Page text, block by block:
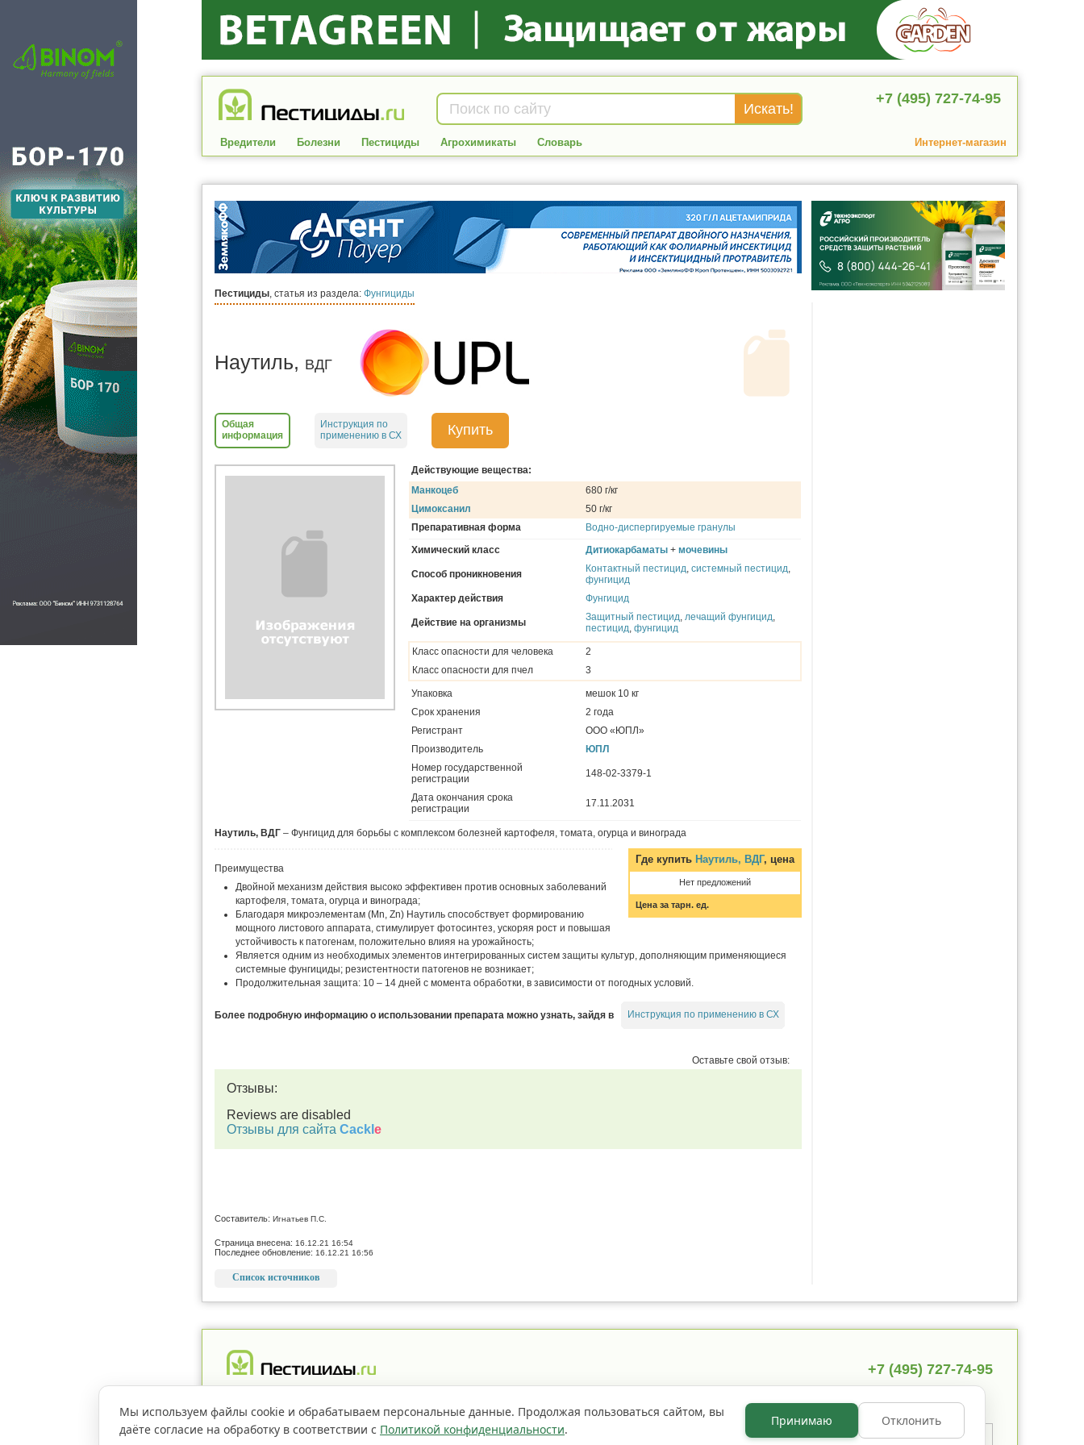
+7 (495) 727-74-95
Вредители Болезни Пестициды Агрохимикаты Словарь Интернет-магазин
Пестициды, статья из раздела: Фунгициды
Наутиль, ВДГ
Общая
информация
Инструкция по
применению в СХ
Купить
Действующие вещества:
Манкоцеб
680 г/кг
Цимоксанил
50 г/кг
Препаративная форма
Водно-диспергируемые гранулы
Химический класс
Дитиокарбаматы + мочевины
Способ проникновения Контактный пестицид системный пестицид
фунгицид
Характер действия
Фунгицид
Действие на организмы Защитный пестицид лечащий фунгицид
пестицид фунгицид
Класс опасности для человека
2
Класс опасности для пчел
3
Упаковка
мешок 10 кг
Срок хранения
2 года
Регистрант
ООО «ЮПЛ»
Производитель
ЮПЛ
Номер государственной
регистрации
148-02-3379-1
Дата окончания срока
регистрации
17.11.2031
Наутиль, ВДГ – Фунгицид для борьбы с комплексом болезней картофеля, томата, огурца и винограда
Где купить Наутиль, ВДГ, цена
Нет предложений
Цена за тарн. ед.
Преимущества
Двойной механизм действия высоко эффективен против основных заболеваний
картофеля, томата, огурца и винограда;
Благодаря микроэлементам (Mn, Zn) Наутиль способствует формированию
мощного листового аппарата, стимулирует фотосинтез, ускоряя рост и повышая
устойчивость к патогенам, положительно влияя на урожайность;
Является одним из необходимых элементов интегрированных систем защиты культур, дополняющим применяющиеся
системные фунгициды; резистентности патогенов не возникает;
Продолжительная защита: 10 – 14 дней с момента обработки, в зависимости от погодных условий.
Более подробную информацию о использовании препарата можно узнать, зайдя в Инструкция по применению в СХ
Оставьте свой отзыв:
Отзывы:
Reviews are disabled
Отзывы для сайта Cackl e
Составитель: Игнатьев П.С.
Страница внесена: 16.12.21 16:54
Последнее обновление: 16.12.21 16:56
Список источников
+7 (495) 727-74-95
Если не указано иное, содержимое
страницы сайта доступно по лицензииCC BY NC 3.0.
Мы используем файлы cookie и обрабатываем персональные данные. Продолжая пользоваться сайтом, вы
даёте согласие на обработку в соответствии с Политикой конфиденциальности.
Принимаю Отклонить